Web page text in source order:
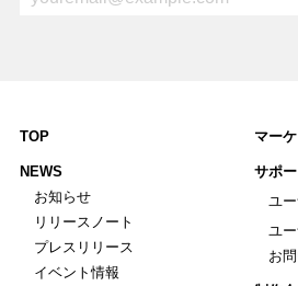
TOP
NEWS
お知らせ
リリースノート
プレスリリース
イベント情報
マー
サポー
ユ
ユ
お